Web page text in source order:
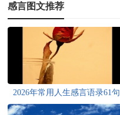
感言图文推荐
2026年常用人生感言语录61句